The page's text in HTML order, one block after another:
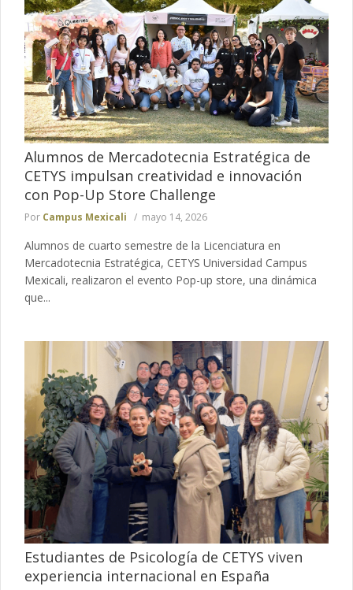
Alumnos de Mercadotecnia Estratégica de
CETYS impulsan creatividad e innovación
con Pop-Up Store Challenge
Por Campus Mexicali mayo 14, 2026
Alumnos de cuarto semestre de la Licenciatura en
Mercadotecnia Estratégica, CETYS Universidad Campus
Mexicali, realizaron el evento Pop-up store, una dinámica
que...
Estudiantes de Psicología de CETYS viven
experiencia internacional en España